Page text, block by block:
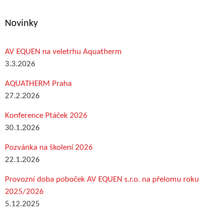
Novinky
AV EQUEN na veletrhu Aquatherm
3.3.2026
AQUATHERM Praha
27.2.2026
Konference Ptáček 2026
30.1.2026
Pozvánka na školení 2026
22.1.2026
Provozní doba poboček AV EQUEN s.r.o. na přelomu roku
2025/2026
5.12.2025